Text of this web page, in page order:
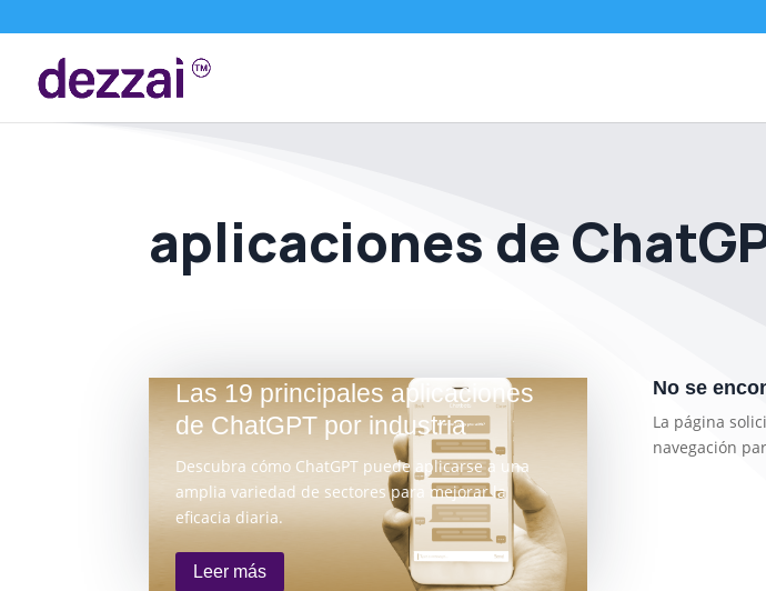
aplicaciones de
Las 19 principales aplicaciones
de ChatGPT por industria
Descubra cómo ChatGPT puede aplicarse a una
amplia variedad de sectores para mejorar la
eficacia diaria.
Leer más
No se
La página
navegación